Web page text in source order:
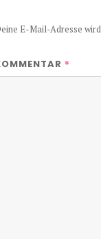
E-Mail-Adresse
*